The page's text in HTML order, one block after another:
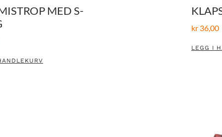
MED S-
kr 36,00
LEGG I